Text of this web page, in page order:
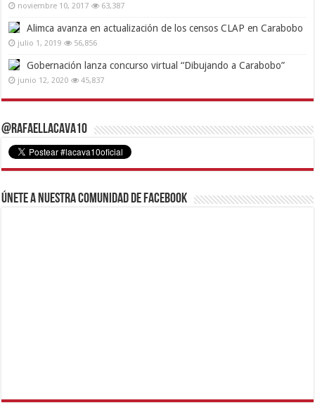
noviembre 10, 2017 63,387
Alimca avanza en actualización de los censos CLAP en Carabobo
julio 1, 2019 56,856
Gobernación lanza concurso virtual “Dibujando a Carabobo”
junio 12, 2020 45,837
@RafaelLacava10
Únete a nuestra comunidad de Facebook